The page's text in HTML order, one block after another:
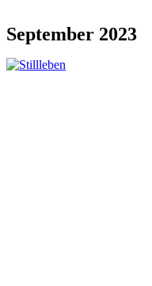
September 2023